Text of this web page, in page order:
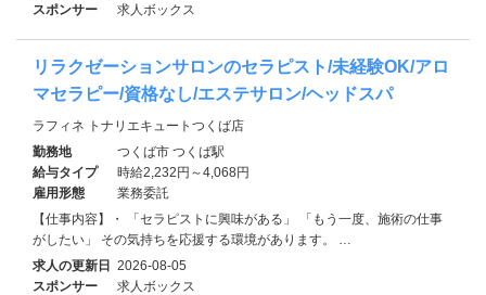
スポンサー
求人ボックス
リラクゼーションサロンのセラピスト/未経験OK/アロ
マセラピー/資格なし/エステサロン/ヘッドスパ
ラフィネ トナリエキュートつくば店
勤務地
つくば市 つくば駅
給与タイプ
時給2,232円～4,068円
雇用形態
業務委託
【仕事内容】・ 「セラピストに興味がある」 「もう一度、施術の仕事
がしたい」 その気持ちを応援する環境があります。 …
求人の更新日 2026-08-05
スポンサー
求人ボックス